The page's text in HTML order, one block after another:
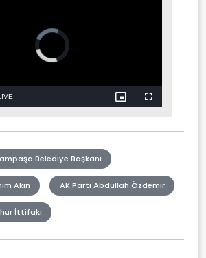
Video
Player
is
loading.
Picture-
in-
Fullscreen
Belediye Başkanı
Akın AK Parti Abdullah Özdemir
İttifakı